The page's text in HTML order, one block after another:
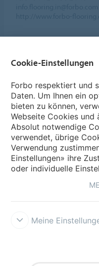
Forbo-Gruppe
Forbo Flooring Systems
Forbo Movement Systems
Cookie-Einstellungen
Forbo respektiert und
Daten. Um Ihnen ein
bieten zu können,
Webseite Cookies und
Absolut notwendige
verwendet, übrige
Verwendung
Einstellungen» ihre
oder individuelle
Meine